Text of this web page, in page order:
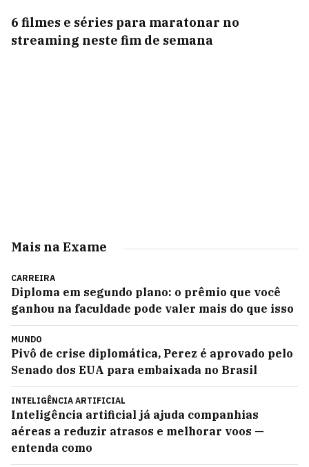
6 filmes e séries para maratonar no
streaming neste fim de semana
Mais na Exame
CARREIRA
Diploma em segundo plano: o prêmio que você
ganhou na faculdade pode valer mais do que isso
MUNDO
Pivô de crise diplomática, Perez é aprovado pelo
Senado dos EUA para embaixada no Brasil
INTELIGÊNCIA ARTIFICIAL
Inteligência artificial já ajuda companhias
aéreas a reduzir atrasos e melhorar voos —
entenda como